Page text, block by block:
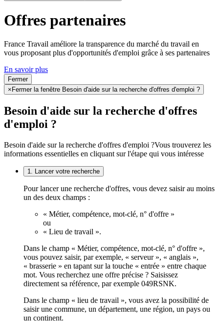
Offres partenaires
France Travail améliore la transparence du marché du travail en
vous proposant plus d'opportunités d'emploi grâce à ses partenaires
En savoir plus
Fermer
× Fermer la fenêtre Besoin d'aide sur la recherche d'offres d'emploi ?
Besoin d'aide sur la recherche d'offres
d'emploi ?
Besoin d'aide sur la recherche d'offres d'emploi ?Vous trouverez les
informations essentielles en cliquant sur l'étape qui vous intéresse
1. Lancer votre recherche
Pour lancer une recherche d'offres, vous devez saisir au moins
un des deux champs :
« Métier, compétence, mot-clé, n° d'offre »
ou
« Lieu de travail ».
Dans le champ « Métier, compétence, mot-clé, n° d'offre »,
vous pouvez saisir, par exemple, « serveur », « anglais »,
« brasserie » en tapant sur la touche « entrée » entre chaque
mot. Vous recherchez une offre précise ? Saisissez
directement sa référence, par exemple 049RSNK.
Dans le champ « lieu de travail », vous avez la possibilité de
saisir une commune, un département, une région, un pays ou
un continent.